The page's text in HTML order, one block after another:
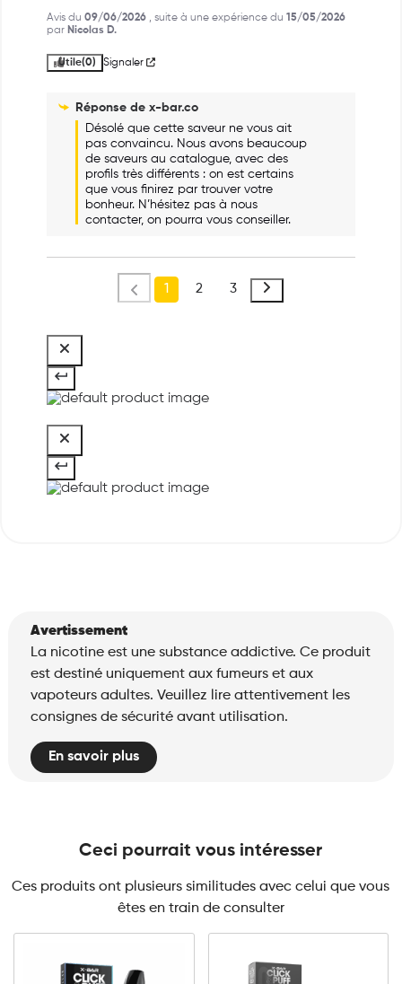
Avis du 09/06/2026 , suite à une expérience du 15/05/2026
par Nicolas D.
Utile(0) Signaler
Réponse de x-bar.co
Désolé que cette saveur ne vous ait
pas convaincu. Nous avons beaucoup
de saveurs au catalogue, avec des
profils très différents : on est certains
que vous finirez par trouver votre
bonheur. N’hésitez pas à nous
contacter, on pourra vous conseiller.
1 2 3
Avertissement
La nicotine est une substance addictive. Ce produit
est destiné uniquement aux fumeurs et aux
vapoteurs adultes. Veuillez lire attentivement les
consignes de sécurité avant utilisation.
En savoir plus
Ceci pourrait vous intéresser
Ces produits ont plusieurs similitudes avec celui que vous
êtes en train de consulter